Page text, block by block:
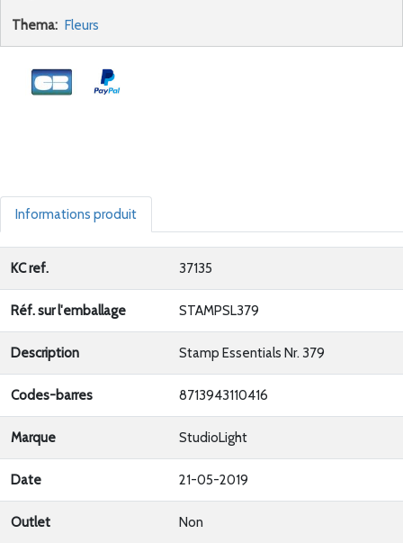
Thema: Fleurs
Informations produit
KC ref. 37135
Réf. sur l'emballage STAMPSL379
Description Stamp Essentials Nr. 379
Codes-barres 8713943110416
Marque StudioLight
Date 21-05-2019
Outlet Non